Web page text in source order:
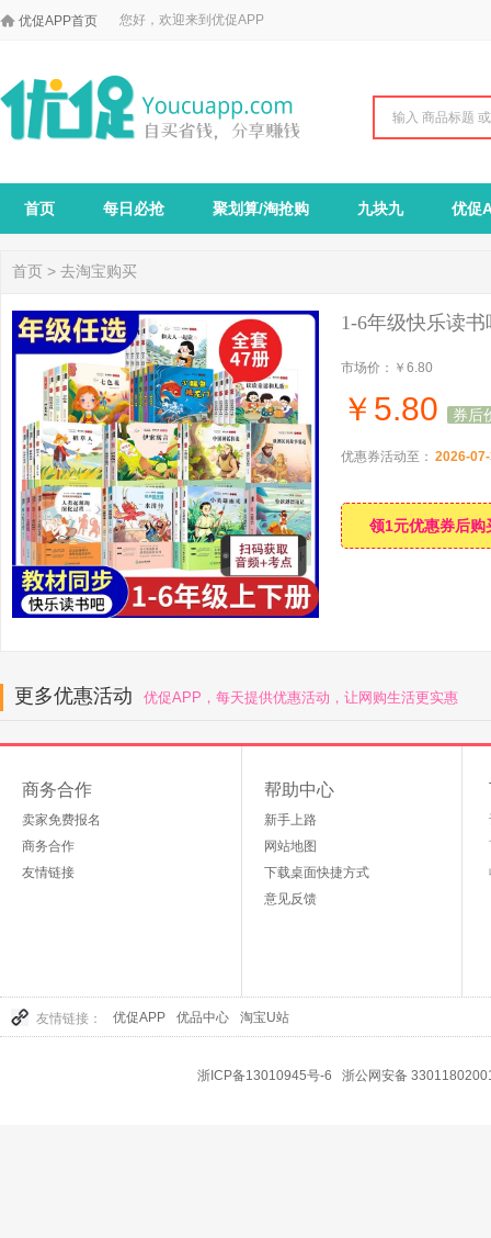
 优促APP首页 您好，欢迎来到优促APP
首页 每日必抢 聚划算/淘抢购 九块九 优促
首页 > 去淘宝购买
1-6年级快乐读
市场价： ￥6.80
￥ 5.80 券后
优惠券活动至： 2026-
领1元优惠券后购
更多优惠活动 优促APP，每天提供优惠活动，让网购生活更实惠
商务合作
卖家免费报名
商务合作
友情链接
帮助中心
新手上路
网站地图
下载桌面快捷方式
意见反馈
友情链接： 优促APP 优品中心 淘宝U站
浙ICP备13010945号-6 浙公网安备